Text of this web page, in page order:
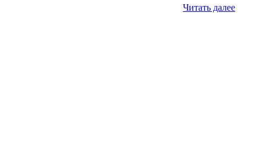
Читать далее